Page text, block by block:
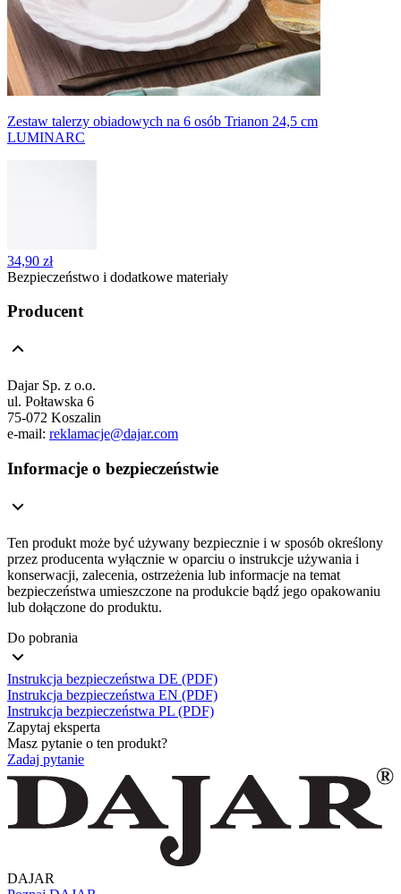
Zestaw talerzy obiadowych na 6 osób Trianon 24,5 cm
LUMINARC
34,90 zł
Bezpieczeństwo i dodatkowe materiały
Producent
Dajar Sp. z o.o.
ul. Połtawska 6
75-072 Koszalin
e-mail: reklamacje@dajar.com
Informacje o bezpieczeństwie
Ten produkt może być używany bezpiecznie i w sposób określony
przez producenta wyłącznie w oparciu o instrukcje używania i
konserwacji, zalecenia, ostrzeżenia lub informacje na temat
bezpieczeństwa umieszczone na produkcie bądź jego opakowaniu
lub dołączone do produktu.
Do pobrania
Instrukcja bezpieczeństwa DE (PDF)
Instrukcja bezpieczeństwa EN (PDF)
Instrukcja bezpieczeństwa PL (PDF)
Zapytaj eksperta
Masz pytanie o ten produkt?
Zadaj pytanie
DAJAR